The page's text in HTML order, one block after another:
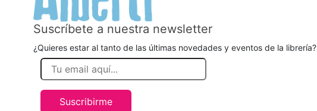
Suscríbete a nuestra newsletter
¿Quieres estar al tanto de las últimas novedades y eventos de la librería?
Suscribirme